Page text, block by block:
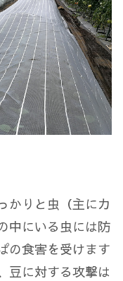
かりと虫（主にカ
中にいる虫には防
の食害を受けます
豆に対する攻撃は